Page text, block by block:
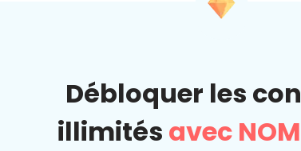
Débloquer les
illimités avec